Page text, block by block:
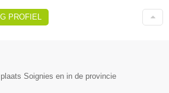
PROFIEL
Soignies en in de provincie